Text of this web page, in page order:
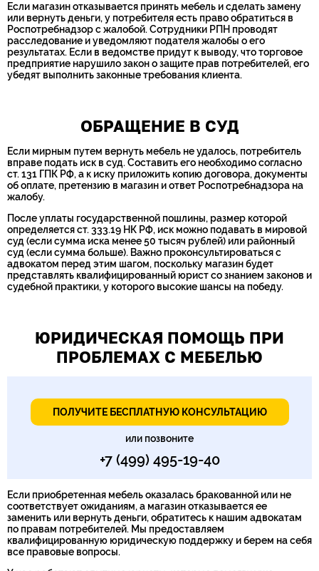
Если магазин отказывается принять мебель и сделать замену
или вернуть деньги, у потребителя есть право обратиться в
Роспотребнадзор с жалобой. Сотрудники РПН проводят
расследование и уведомляют подателя жалобы о его
результатах. Если в ведомстве придут к выводу, что торговое
предприятие нарушило закон о защите прав потребителей, его
убедят выполнить законные требования клиента.
ОБРАЩЕНИЕ В СУД
Если мирным путем вернуть мебель не удалось, потребитель
вправе подать иск в суд. Составить его необходимо согласно
ст. 131 ГПК РФ, а к иску приложить копию договора, документы
об оплате, претензию в магазин и ответ Роспотребнадзора на
жалобу.
После уплаты государственной пошлины, размер которой
определяется ст. 333.19 НК РФ, иск можно подавать в мировой
суд (если сумма иска менее 50 тысяч рублей) или районный
суд (если сумма больше). Важно проконсультироваться с
адвокатом перед этим шагом, поскольку магазин будет
представлять квалифицированный юрист со знанием законов и
судебной практики, у которого высокие шансы на победу.
ЮРИДИЧЕСКАЯ ПОМОЩЬ ПРИ
ПРОБЛЕМАХ С МЕБЕЛЬЮ
ПОЛУЧИТЕ БЕСПЛАТНУЮ КОНСУЛЬТАЦИЮ
или позвоните
+7 (499) 495-19-40
Если приобретенная мебель оказалась бракованной или не
соответствует ожиданиям, а магазин отказывается ее
заменить или вернуть деньги, обратитесь к нашим адвокатам
по правам потребителей. Мы предоставляем
квалифицированную юридическую поддержку и берем на себя
все правовые вопросы.